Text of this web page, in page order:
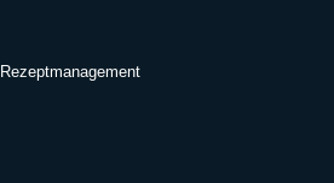
Rezeptmanagement